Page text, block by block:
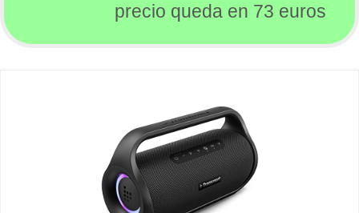
precio queda en 73 euros